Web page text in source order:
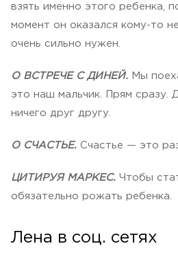
взять именно этого ребенка,
момент он оказался кому-то
очень сильно нужен.
О ВСТРЕЧЕ С ДИНЕЙ. Мы
это наш мальчик. Прям сразу.
ничего друг другу.
О СЧАСТЬЕ. Счастье — это
ЦИТИРУЯ МАРКЕС. Чтобы
обязательно рожать ребенка.
Лена в соц. сетях